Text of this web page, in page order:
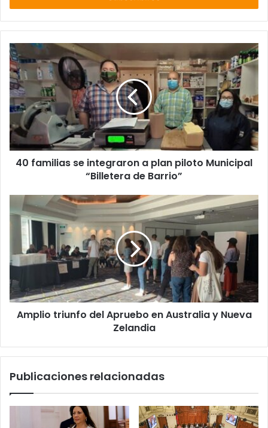
40
familias
se
integraron
a
plan
piloto
Municipal
“Billetera
de40 familias se integraron a plan piloto Municipal
“Billetera de Barrio”
Amplio
triunfo
Apruebo
Australia
Nueva
Zelandia
Amplio triunfo del Apruebo en Australia y Nueva
Zelandia
Publicaciones relacionadas